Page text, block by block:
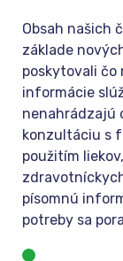
Obsah našich
základe
poskytovali čo
informácie
nenahrádzajú
konzultáciu s
použitím
písomnú
potreby sa